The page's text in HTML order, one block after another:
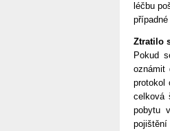
léčbu
Ztratilo
Pokud
oznámit
protokol
celková
pobytu